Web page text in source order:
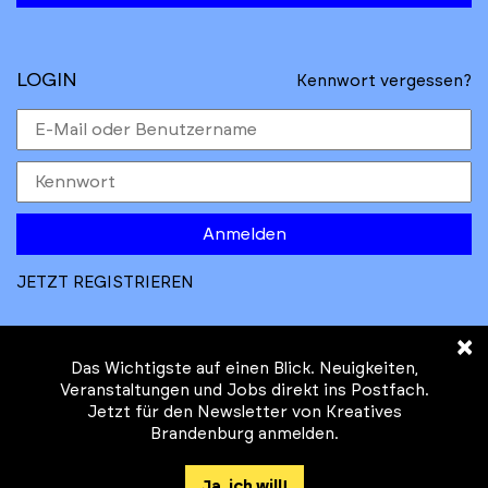
LOGIN Kennwort vergessen?
Anmelden
JETZT REGISTRIEREN
© Kreatives Brandenburg im Auftrag des
×
Das Wichtigste auf einen Blick. Neuigkeiten,
Veranstaltungen und Jobs direkt ins Postfach.
Jetzt für den Newsletter von Kreatives
Brandenburg anmelden.